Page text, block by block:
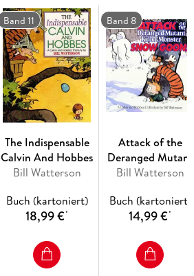
Band 11
The Indispensable
Calvin And Hobbes
Bill Watterson
Buch (kartoniert)
18,99 €*
Band 8
Attack of the
Deranged Mutant
Killer Monster
Bill Watterson
Buch (kartoniert)
14,99 €*